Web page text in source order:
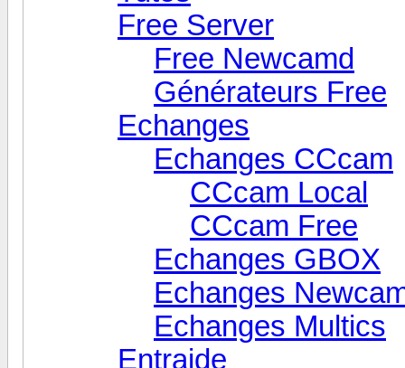
Free Server
Free Newcamd
Générateurs Free
Echanges
Echanges CCcam
CCcam Local
CCcam Free
Echanges GBOX
Echanges
Echanges Multics
Entraide